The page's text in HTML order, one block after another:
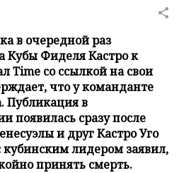
в очередной раз
Кубы Фиделя Кастро к
Time со ссылкой на свои
что у команданте
Публикация в
появилась сразу после
и друг Кастро Уго
кубинским лидером заявил,
принять смерть.